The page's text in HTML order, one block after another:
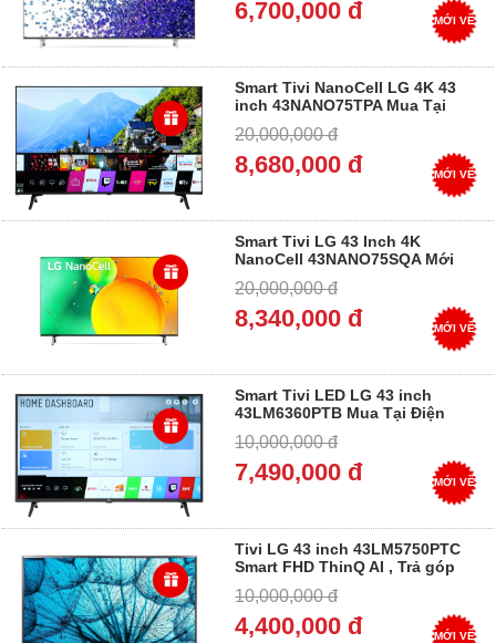
6,700,000 đ MỚI VỀ
Smart Tivi NanoCell LG 4K 43
inch 43NANO75TPA Mua Tại
0%
20,000,000 đ
8,680,000 đ MỚI VỀ
Smart Tivi LG 43 Inch 4K
NanoCell 43NANO75SQA Mới
Vượng, Trả góp 0%
20,000,000 đ
8,340,000 đ MỚI VỀ
Smart Tivi LED LG 43 inch
43LM6360PTB Mua Tại Điện
10,000,000 đ
7,490,000 đ MỚI VỀ
Tivi LG 43 inch 43LM5750PTC
Smart FHD ThinQ AI , Trả góp
10,000,000 đ
4,400,000 đ MỚI VỀ